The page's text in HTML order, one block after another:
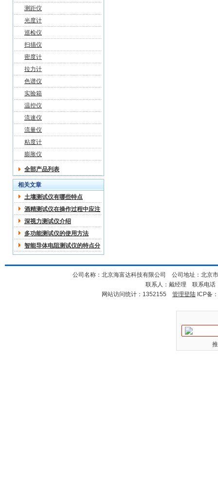
测距仪
光度计
巡检仪
扫描仪
密度计
拉力计
色谱仪
实验箱
温控仪
流速仪
流量仪
粘度计
膨胀仪
全部产品列表
相关文章
土壤测试仪有哪些特点
酒精测试仪在操作过程中应注
意哪些
深视力测试仪介绍
多功能测试仪的使用方法
智能导体电阻测试仪的特点分
析
公司名称：北京海富达科技有限公司 公司地址：北京
联系人：戴经理 联系电
网站访问统计：1352155 管理登陆 ICP备：